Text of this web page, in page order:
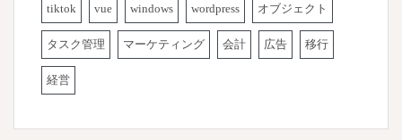
tiktok vue windows wordpress オブジェクト
タスク管理 マーケティング 会計 広告 移行
経営